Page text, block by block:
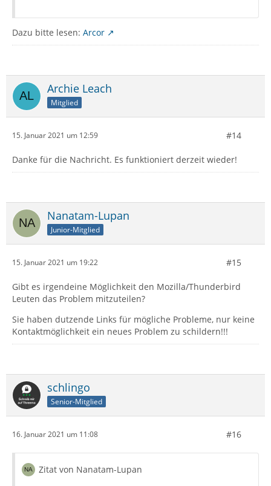
Dazu bitte lesen: Arcor
Archie Leach
Mitglied
15. Januar 2021 um 12:59 #14
Danke für die Nachricht. Es funktioniert derzeit wieder!
Nanatam-Lupan
Junior-Mitglied
15. Januar 2021 um 19:22 #15
Gibt es irgendeine Möglichkeit den Mozilla/Thunderbird
Leuten das Problem mitzuteilen?
Sie haben dutzende Links für mögliche Probleme, nur keine
Kontaktmöglichkeit ein neues Problem zu schildern!!!
schlingo
Senior-Mitglied
16. Januar 2021 um 11:08 #16
Zitat von Nanatam-Lupan